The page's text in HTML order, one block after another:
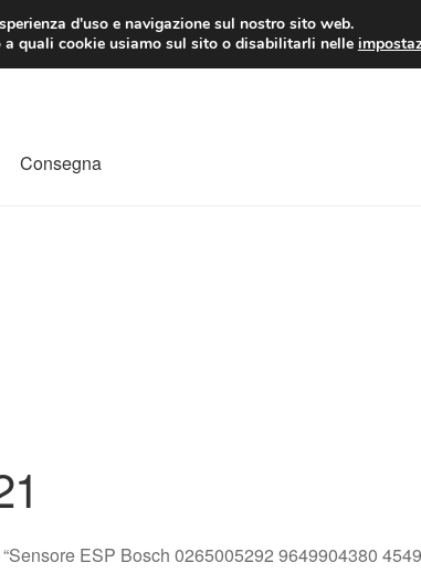
Lun-Ven
Consegna
ESP Bosch 0265005292 9649904380
d'uso e navigazione sul nostro sito web.
quali cookie usiamo sul sito o disabilitarli nelle